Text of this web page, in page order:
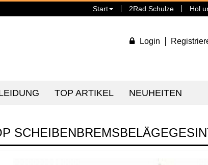
Start 2Rad Schulze Hol
Login
TOP ARTIKEL NEUHEITEN